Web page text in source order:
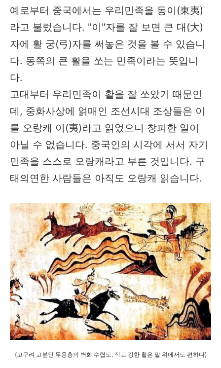
예로부터 중국에서는 우리민족을 동이(東夷)
라고 불렀습니다. "이"자를 잘 보면 큰 대(大)
자에 활 궁(弓)자를 써놓은 것을 볼 수 있습니
다. 동쪽의 큰 활을 쏘는 민족이라는 뜻입니
다.
고대부터 우리민족이 활을 잘 쏘았기 때문인
데, 중화사상에 얽매인 조선시대 조상들은 이
를 오랑캐 이(夷)라고 읽었으니 창피한 일이
아닐 수 없습니다. 중국인의 시각에 서서 자기
민족을 스스로 오랑캐라고 부른 것입니다. 구
태의연한 사람들은 아직도 오랑캐 읽습니다.
(고구려 고분인 무용총의 벽화 수렵도. 작고 강한 활은 말 위에서도 편하다)